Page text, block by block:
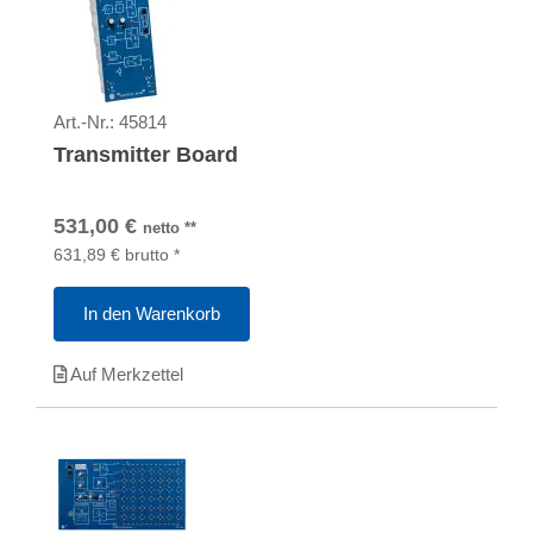
Art.-Nr.: 45814
Transmitter Board
531,00 € netto **
631,89 € brutto *
In den Warenkorb
Auf Merkzettel